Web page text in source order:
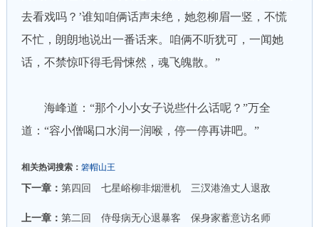
去看戏吗？’谁知咱俩话声未绝，她忽柳眉一竖，不慌
不忙，朗朗地说出一番话来。咱俩不听犹可，一闻她
话，不禁惊吓得毛骨悚然，魂飞魄散。”
海峰道：“那个小小女子说些什么话呢？”万全
道：“容小僧喝口水润一润喉，停一停再讲吧。”
相关热词搜索： 箬帽山王
下一章： 第四回 七星峪柳非烟泄机 三汊港渔丈人退敌
上一章： 第二回 侍母病无心退暴客 保身家蓄意访名师